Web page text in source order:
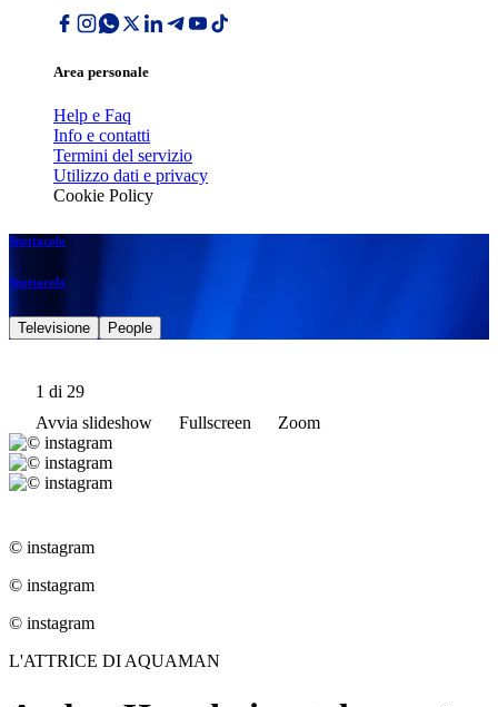
Area personale
Help e Faq
Info e contatti
Termini del servizio
Utilizzo dati e privacy
Cookie Policy
Spettacolo
Spettacolo
Televisione People
1 di 29
Avvia slideshow
Fullscreen Zoom
© instagram
© instagram
© instagram
L'ATTRICE DI AQUAMAN